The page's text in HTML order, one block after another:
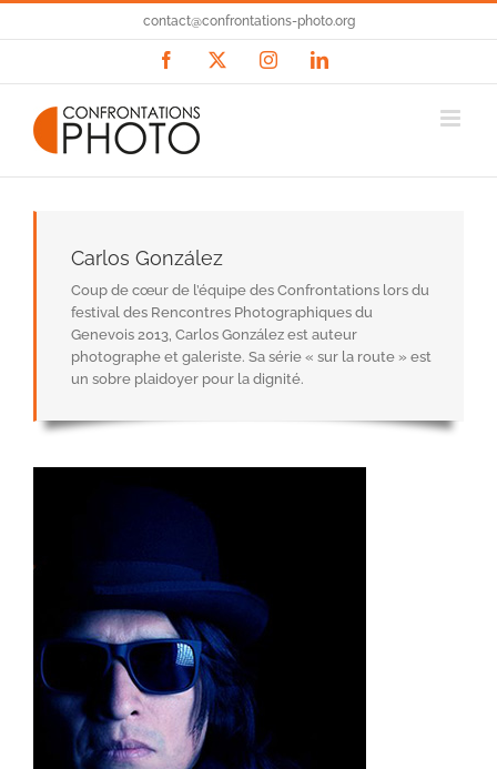
contact@confrontations-photo.org
Facebook InstagramLinkedIn
Carlos González
Coup de cœur de l’équipe des Confrontations lors du
festival des Rencontres Photographiques du
Genevois 2013, Carlos González est auteur
photographe et galeriste. Sa série « sur la route » est
un sobre plaidoyer pour la dignité.